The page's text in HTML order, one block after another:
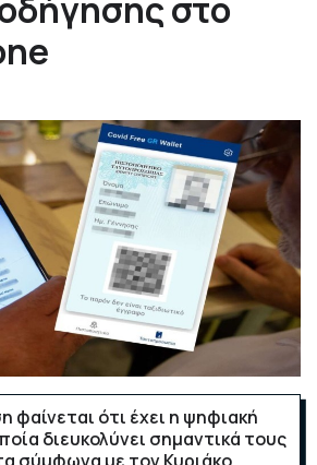
στο
ότι έχει η ψηφιακή
διευκολύνει σημαντικά τους